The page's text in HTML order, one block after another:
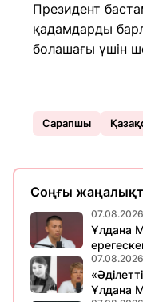
Президент
қадамдарды
болашағы үшін
Сарапшы
Соңғы
07.08.2026
Ұлдана
07.08.2026
Ұлдана